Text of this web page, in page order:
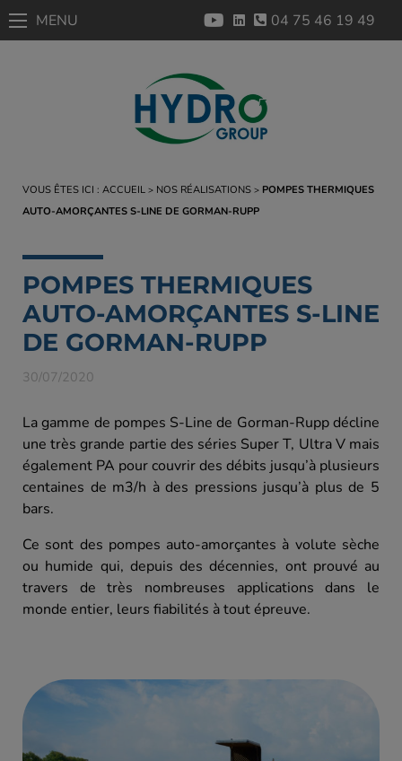
04 75 46 19 49
MENU
VOUS ÊTES ICI : ACCUEIL NOS RÉALISATIONS
POMPES THERMIQUES
AUTO-AMORÇANTES S-LINE DE GORMAN-RUPP
POMPES THERMIQUES
AUTO-AMORÇANTES S-LINE
DE GORMAN-RUPP
30/07/2020
La gamme de pompes S-Line de Gorman-Rupp décline
une très grande partie des séries Super T, Ultra V mais
également PA pour couvrir des débits jusqu’à plusieurs
centaines de m3/h à des pressions jusqu’à plus de 5
bars.
Ce sont des pompes auto-amorçantes à volute sèche
ou humide qui, depuis des décennies, ont prouvé au
travers de très nombreuses applications dans le
monde entier, leurs fiabilités à tout épreuve.